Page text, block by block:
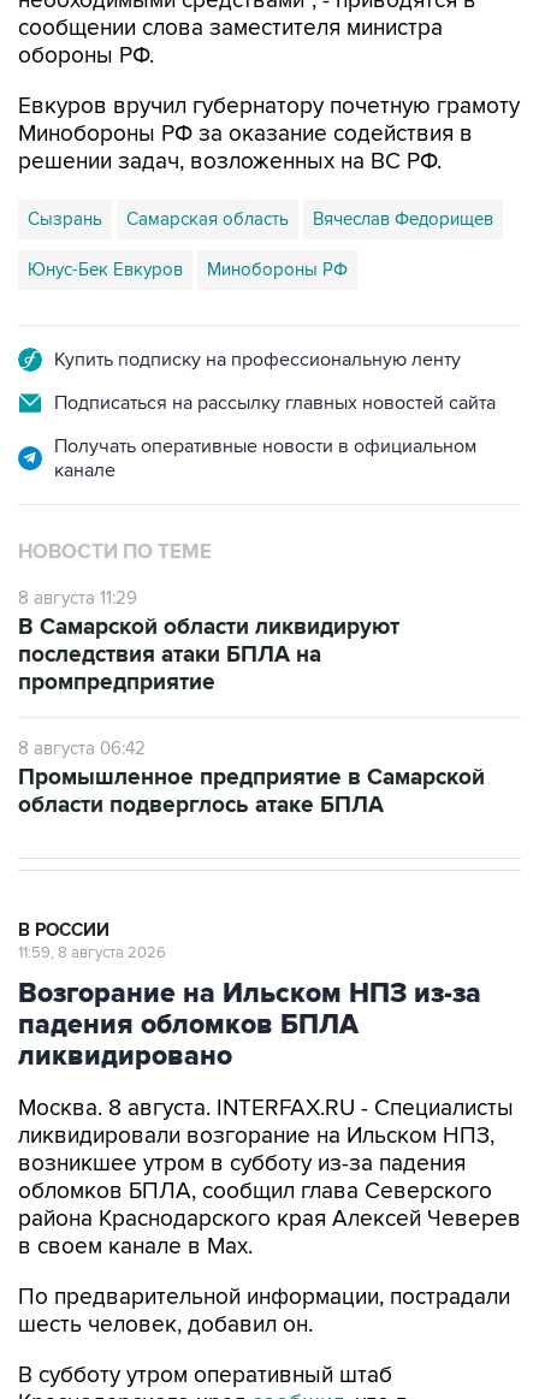
Евкуров вручил губернатору почетную грамоту
решении задач, возложенных на ВС РФ.
Сызрань Самарская область Вячеслав Федорищев
Юнус-Бек Евкуров Минобороны РФ
Подписаться на рассылку главных новостей сайта
Получать оперативные новости в официальном
НОВОСТИ ПО ТЕМЕ
8 августа 11:29
последствия атаки БПЛА на
промпредприятие
8 августа 06:42
области подверглось атаке БПЛА
Возгорание на Ильском НПЗ из-за
падения обломков БПЛА
ликвидировано
Москва. 8 августа. INTERFAX.RU - Специалисты
возникшее утром в субботу из-за падения
обломков БПЛА, сообщил глава Северского
района Краснодарского края Алексей Чеверев
в своем канале в Max.
По предварительной информации, пострадали
В субботу утром оперативный штаб
результате падения обломков БПЛА